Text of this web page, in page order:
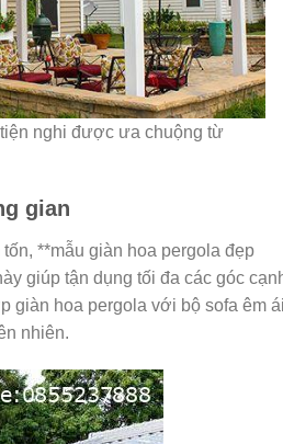
nghi được ưa chuộng từ
gian
**mẫu giàn hoa pergola đẹp
giúp tận dụng tối đa các góc
giàn hoa pergola với bộ sofa êm
nhiên.